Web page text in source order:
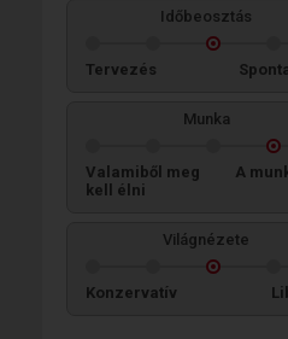
Időbeosztás
Tervezés
Munka
Valamiből meg
kell élni
A
Világnézete
Konzervatív